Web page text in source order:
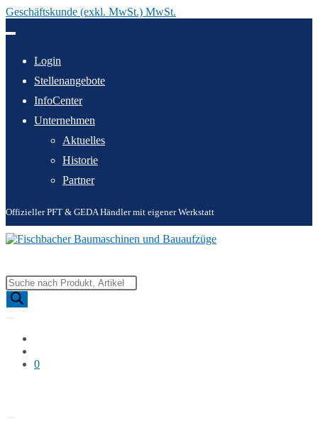
Geschäftskunde (exkl. MwSt.) MwSt.
Inhalt
Login
Stellenangebote
InfoCenter
Unternehmen
Aktuelles
Historie
Partner
Offizieller PFT & GEDA Händler mit eigener Werkstatt
Products
search
0